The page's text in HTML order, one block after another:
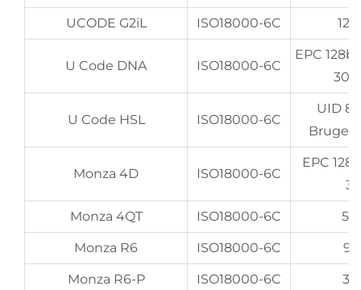
UCODE G2iL ISO18000-6C
U Code DNA ISO18000-6C
EPC
U Code HSL ISO18000-6C
UID
Bruger
Monza 4D ISO18000-6C
EPC
Monza 4QT ISO18000-6C
Monza R6 ISO18000-6C
Monza R6-P ISO18000-6C